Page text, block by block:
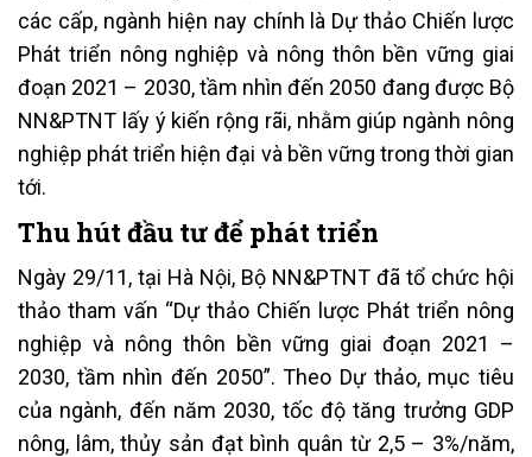
các cấp, ngành hiện nay chính là Dự thảo Chiến lược
Phát triển nông nghiệp và nông thôn bền vững giai
đoạn 2021 – 2030, tầm nhìn đến 2050 đang được Bộ
NN&PTNT lấy ý kiến rộng rãi, nhằm giúp ngành nông
nghiệp phát triển hiện đại và bền vững trong thời gian
tới.
Thu hút đầu tư để phát triển
Ngày 29/11, tại Hà Nội, Bộ NN&PTNT đã tổ chức hội
thảo tham vấn “Dự thảo Chiến lược Phát triển nông
nghiệp và nông thôn bền vững giai đoạn 2021 –
2030, tầm nhìn đến 2050”. Theo Dự thảo, mục tiêu
của ngành, đến năm 2030, tốc độ tăng trưởng GDP
nông, lâm, thủy sản đạt bình quân từ 2,5 – 3%/năm,